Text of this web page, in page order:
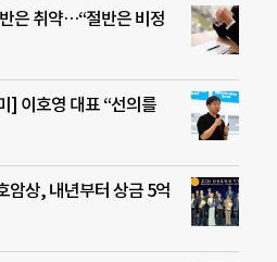
은 취약…“절반은 비정
] 이호영 대표 “선의를
암상, 내년부터 상금 5억